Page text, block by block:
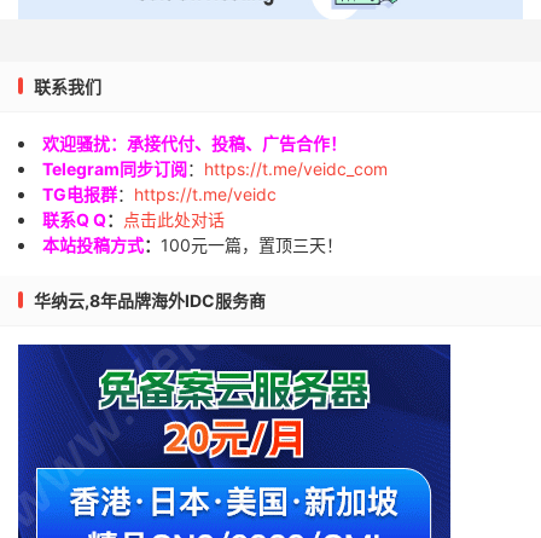
联系我们
欢迎骚扰：承接代付、投稿、广告合作！
Telegram同步订阅： https://t.me/veidc_com
TG电报群： https://t.me/veidc
联系Q Q：
点击此处对话
本站投稿方式： 100元一篇，置顶三天！
华纳云,8年品牌海外IDC服务商